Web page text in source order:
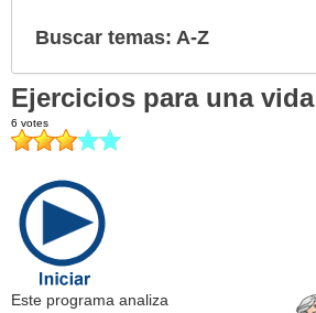
Buscar temas: A-Z
Ejercicios para una
Este programa analiza